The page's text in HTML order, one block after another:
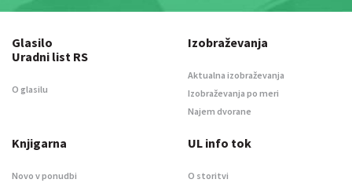
Glasilo
Uradni list RS
O glasilu
Izobraževanja
Aktualna izobraževanja
Izobraževanja po meri
Najem dvorane
Knjigarna
Novo v ponudbi
UL info tok
O storitvi